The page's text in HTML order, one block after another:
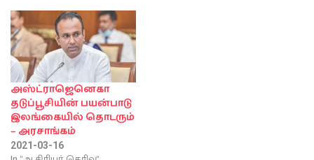
அஸ்ட்ராஜெனெகா
தடுப்பூசியின் பயன்பாடு
இலங்கையில் தொடரும்
– அரசாங்கம்
2021-03-16